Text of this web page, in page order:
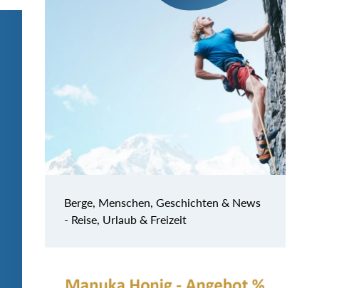
Berge, Menschen, Geschichten & News
- Reise, Urlaub & Freizeit